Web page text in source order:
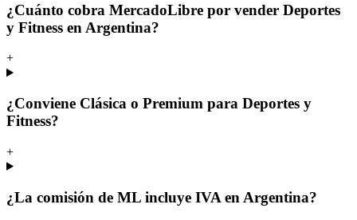
¿Cuánto cobra MercadoLibre por vender Deportes
y Fitness en Argentina?
+
¿Conviene Clásica o Premium para Deportes y
Fitness?
+
¿La comisión de ML incluye IVA en Argentina?